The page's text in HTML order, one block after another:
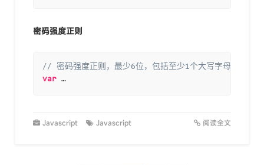
密码强度正则
// 密码强度正则，最少6位，包括至少1个大写字母，1个小
var …
Javascript Javascript 阅读全文